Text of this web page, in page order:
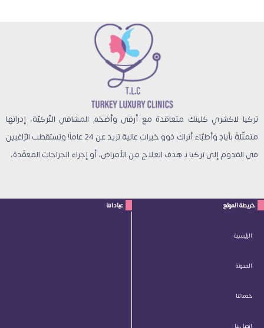
تركيا لاكشري كلينك متعاقدة مع أرقى وأضخم المشافي التّركيّة، إدراتها
متمثّلةً بأيادٍ وأطبّاء أتراك ذوو خبرات عالية تزيد عن 24 عاماً! وتستقطب الرّاغبين
في القدوم إلى تركيا بـ هدف العلاج من الأمراض، أو إجراء الجراحات المعقّدة،
خريطة الموقع
الرئيسية
المدونة
خدماتنا
اتصل بنا
عياداتنا